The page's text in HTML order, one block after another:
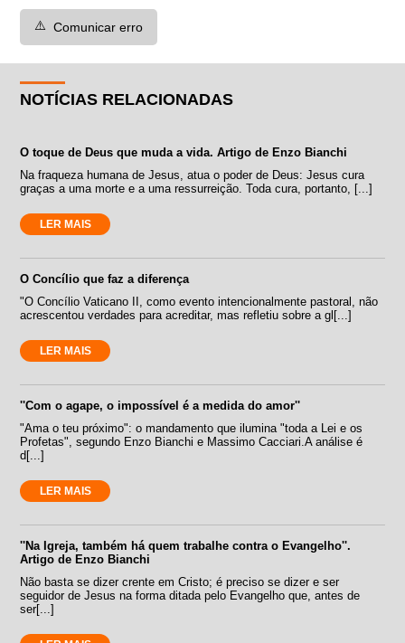
⚠️ Comunicar erro
NOTÍCIAS RELACIONADAS
O toque de Deus que muda a vida. Artigo de Enzo Bianchi
Na fraqueza humana de Jesus, atua o poder de Deus: Jesus cura
graças a uma morte e a uma ressurreição. Toda cura, portanto, [...]
LER MAIS
O Concílio que faz a diferença
"O Concílio Vaticano II, como evento intencionalmente pastoral, não
acrescentou verdades para acreditar, mas refletiu sobre a gl[...]
LER MAIS
''Com o agape, o impossível é a medida do amor''
"Ama o teu próximo": o mandamento que ilumina "toda a Lei e os
Profetas", segundo Enzo Bianchi e Massimo Cacciari.A análise é
d[...]
LER MAIS
''Na Igreja, também há quem trabalhe contra o Evangelho''.
Artigo de Enzo Bianchi
Não basta se dizer crente em Cristo; é preciso se dizer e ser
seguidor de Jesus na forma ditada pelo Evangelho que, antes de
ser[...]